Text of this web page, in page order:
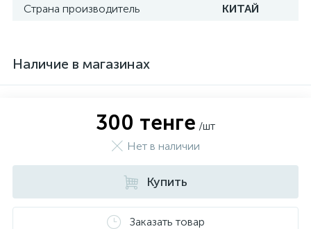
Страна производитель КИТАЙ
Наличие в магазинах
300 тенге /шт
Нет в наличии
Купить
Заказать товар